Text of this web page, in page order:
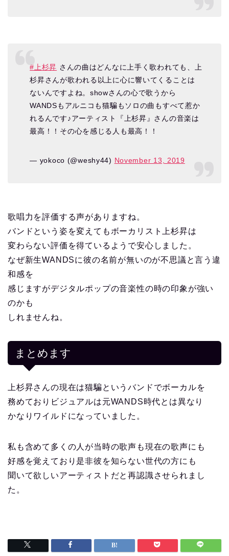
#上杉昇 さんの曲はどんなに上手く歌われても、上
杉昇さんが歌われる以上に心に響いてくることは
ないんですよね。showさんの心で歌うから
WANDSもアルニコも猫騙もソロの曲もすべて惹か
れるんです♪アーティスト『上杉昇』さんの音楽は
最高！！その心を感じる人も最高！！
— yokoco (@weshy44) November 13, 2019
歌唱力を評価する声がありますね。
バンドという姿を変えてもボーカリスト上杉昇は
変わらない評価を得ているようで安心しました。
なぜ新生WANDSに彼の名前が無いのが不思議と言う違
和感を
感じますがデジタルポップの音楽性の時の印象が強い
のかも
しれませんね。
まとめます
上杉昇さんの現在は猫騙というバンドでボーカルを
務めておりビジュアルは元WANDS時代とは異なり
かなりワイルドになっていました。
私も含めて多くの人が当時の歌声も現在の歌声にも
好感を覚えており是非彼を知らない世代の方にも
聞いて欲しいアーティストだと再認識させられまし
た。